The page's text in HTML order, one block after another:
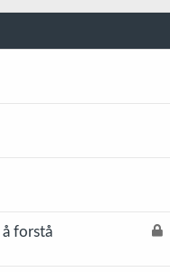
L
forstå